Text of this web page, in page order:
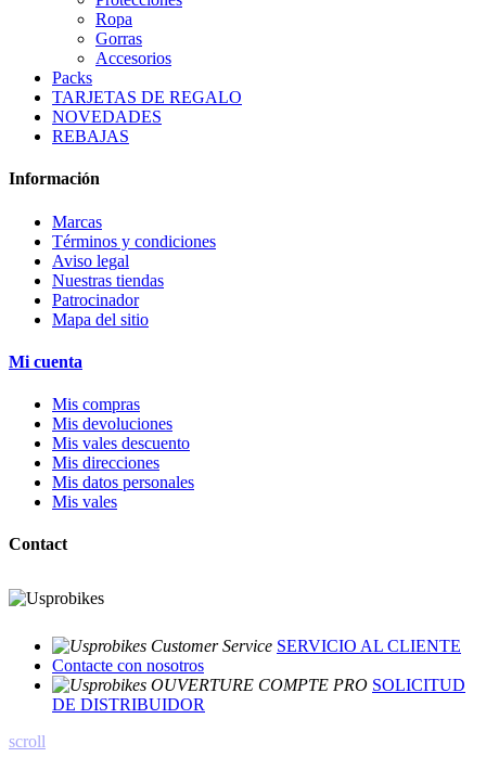
Ropa
Gorras
Accesorios
Packs
TARJETAS DE REGALO
NOVEDADES
REBAJAS
Información
Marcas
Términos y condiciones
Aviso legal
Nuestras tiendas
Patrocinador
Mapa del sitio
Mi cuenta
Mis compras
Mis devoluciones
Mis vales descuento
Mis direcciones
Mis datos personales
Mis vales
Contact
SERVICIO AL CLIENTE
Contacte con nosotros
SOLICITUD
DE DISTRIBUIDOR
scroll